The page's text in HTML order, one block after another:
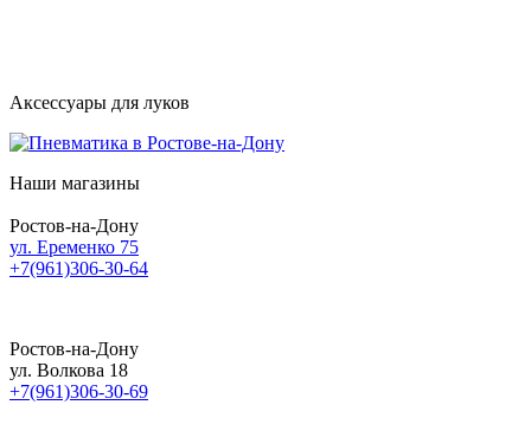
Аксессуары для луков
Наши магазины
Ростов-на-Дону
ул. Еременко 75
+7(961)306-30-64
Ростов-на-Дону
ул. Волкова 18
+7(961)306-30-69